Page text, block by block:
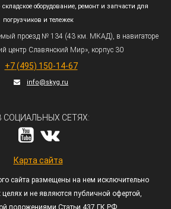
оборудование, ремонт и запчасти для
погрузчиков и тележек
проезд № 134 (43км. МКАД), в навигаторе
центр Славянский Мир», корпус 30
+7 (495) 150-14-67
info@skyg.ru
СОЦИАЛЬНЫХ СЕТЯХ:
Карта сайта
сайта размещены на нем исключительно
и не являются публичной офертой,
положениями Статьи 437 ГК РФ.